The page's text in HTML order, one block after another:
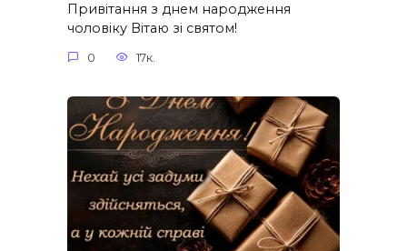
Привітання з днем народження
чоловіку Вітаю зі святом!
0 17к.